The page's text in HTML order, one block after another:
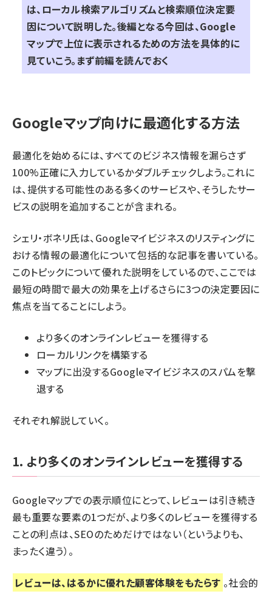
は、ローカル検索アルゴリズムと検索順位決定要
因について説明した。後編となる今回は、Google
マップで上位に表示されるための方法を具体的に
見ていこう。 まず前編を読んでおく
Googleマップ向けに最適化する方法
最適化を始めるには、すべてのビジネス情報を漏らさず
100%正確に入力しているかダブルチェックしよう。これに
は、提供する可能性のある多くのサービスや、そうしたサー
ビスの説明を追加することが含まれる。
シェリ・ボネリ氏は、Googleマイビジネスのリスティングに
おける情報の最適化について包括的な記事を書いている。
このトピックについて優れた説明をしているので、ここでは
最短の時間で最大の効果を上げるさらに3つの決定要因に
焦点を当てることにしよう。
より多くのオンラインレビューを獲得する
ローカルリンクを構築する
マップに出没するGoogleマイビジネスのスパムを撃
退する
それぞれ解説していく。
1. より多くのオンラインレビューを獲得する
Googleマップでの表示順位にとって、レビューは引き続き
最も重要な要素の1つだが、より多くのレビューを獲得する
ことの利点は、SEOのためだけではない（というよりも、
まったく違う）。
レビューは、はるかに優れた顧客体験をもたらす 。社会的